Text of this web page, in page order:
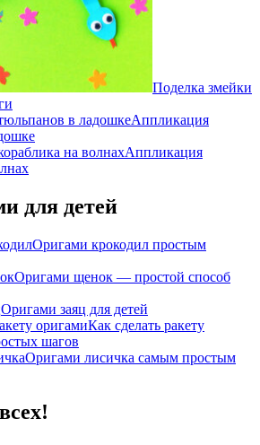
Поделка змейки
Аппликация
Аппликация
для детей
Оригами крокодил простым
Оригами щенок — простой способ
Оригами заяц для детей
Как сделать ракету
шагов
Оригами лисичка самым простым